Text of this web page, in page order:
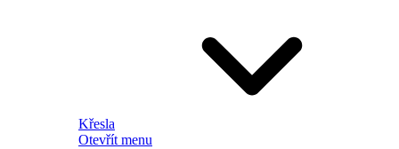
Křesla
Otevřít menu